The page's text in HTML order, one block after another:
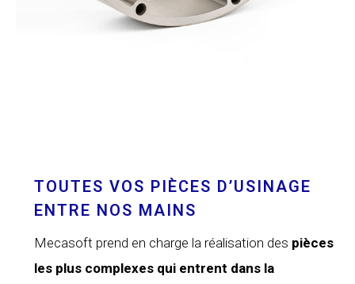
TOUTES VOS PIÈCES D’USINAGE
ENTRE NOS MAINS
Mecasoft prend en charge la réalisation des pièces
les plus complexes qui entrent dans la